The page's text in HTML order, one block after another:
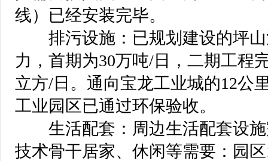
线）已经安装完毕。
排污设施：已规划建设的坪山
力，首期为30万吨/日，二期工程
立方/日。通向宝龙工业城的12公
工业园区已通过环保验收。
生活配套：周边生活配套设施
技术骨干居家、休闲等需要：园